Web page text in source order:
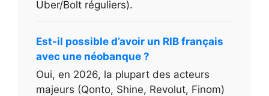
Uber/Bolt réguliers).
Est-il possible d’avoir un RIB français
avec une néobanque ?
Oui, en 2026, la plupart des acteurs
majeurs (Qonto, Shine, Revolut, Finom)